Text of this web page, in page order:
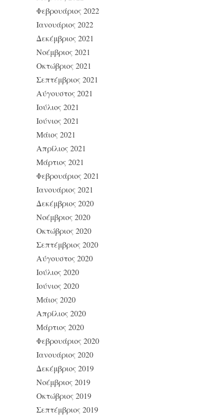
Φεβρουάριος 2022
Ιανουάριος 2022
Δεκέμβριος 2021
Νοέμβριος 2021
Οκτώβριος 2021
Σεπτέμβριος 2021
Αύγουστος 2021
Ιούλιος 2021
Ιούνιος 2021
Μάιος 2021
Απρίλιος 2021
Μάρτιος 2021
Φεβρουάριος 2021
Ιανουάριος 2021
Δεκέμβριος 2020
Νοέμβριος 2020
Οκτώβριος 2020
Σεπτέμβριος 2020
Αύγουστος 2020
Ιούλιος 2020
Ιούνιος 2020
Μάιος 2020
Απρίλιος 2020
Μάρτιος 2020
Φεβρουάριος 2020
Ιανουάριος 2020
Δεκέμβριος 2019
Νοέμβριος 2019
Οκτώβριος 2019
Σεπτέμβριος 2019